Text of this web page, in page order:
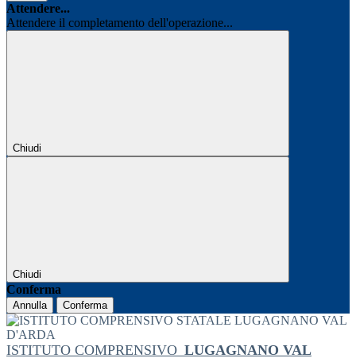
Attendere...
Attendere il completamento dell'operazione...
Chiudi
Chiudi
Conferma
Annulla Conferma
ISTITUTO COMPRENSIVO LUGAGNANO VAL